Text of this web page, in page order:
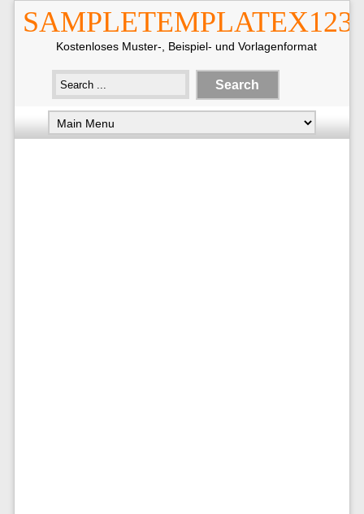
Kostenloses Muster-, Beispiel- und Vorlagenformat